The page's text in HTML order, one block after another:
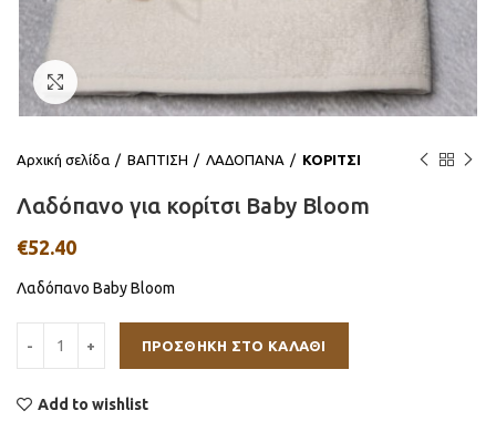
Αρχική σελίδα ΒΑΠΤΙΣΗ ΛΑΔΟΠΑΝΑ ΚΟΡΙΤΣΙ
Λαδόπανο για κορίτσι Baby Bloom
€52.40
Λαδόπανο Baby Bloom
ΠΡΟΣΘΉΚΗ ΣΤΟ ΚΑΛΆΘΙ
Add to wishlist